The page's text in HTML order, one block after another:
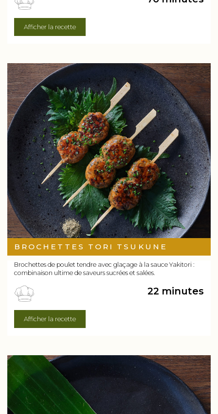
Afficher la recette
BROCHETTES TORI TSUKUNE
Brochettes de poulet tendre avec glaçage à la sauce Yakitori :
combinaison ultime de saveurs sucrées et salées.
22 minutes
Afficher la recette